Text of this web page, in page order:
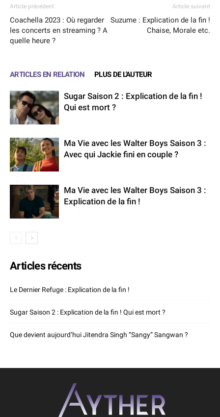
Article précédent
Coachella 2023 : Où regarder
les concerts en streaming ? A
quelle heure ?
Article suivant
Suzume : Explication de la fin !
Chaise, Morale etc.
ARTICLES EN RELATION PLUS DE L'AUTEUR
Sugar Saison 2 : Explication de la fin !
Qui est mort ?
Ma Vie avec les Walter Boys Saison 3 :
Avec qui Jackie fini en couple ?
Ma Vie avec les Walter Boys Saison 3 :
Explication de la fin !
Articles récents
Le Dernier Refuge : Explication de la fin !
Sugar Saison 2 : Explication de la fin ! Qui est mort ?
Que devient aujourd’hui Jitendra Singh “Sangy” Sangwan ?